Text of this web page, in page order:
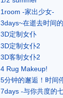
1room -家出少女-
3days~在逝去时间
3D定制女仆
3D定制女仆2
3D客制女仆2
4 Rug Makeup!
5分钟的邂逅！时间
7days -与你共度的